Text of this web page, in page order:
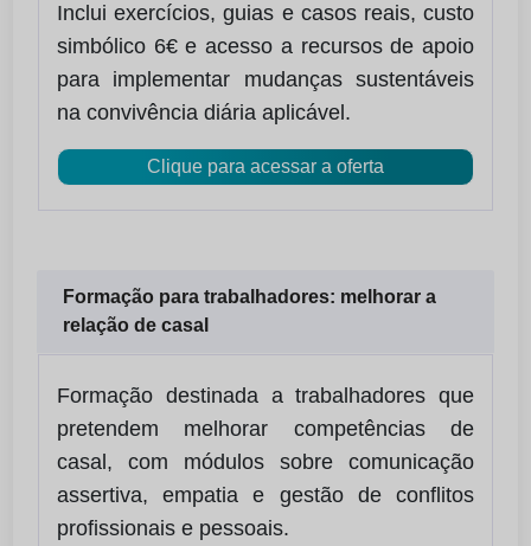
Inclui exercícios, guias e casos reais, custo
simbólico 6€ e acesso a recursos de apoio
para implementar mudanças sustentáveis
na convivência diária aplicável.
Clique para acessar a oferta
Formação para trabalhadores: melhorar a
relação de casal
Formação destinada a trabalhadores que
pretendem melhorar competências de
casal, com módulos sobre comunicação
assertiva, empatia e gestão de conflitos
profissionais e pessoais.